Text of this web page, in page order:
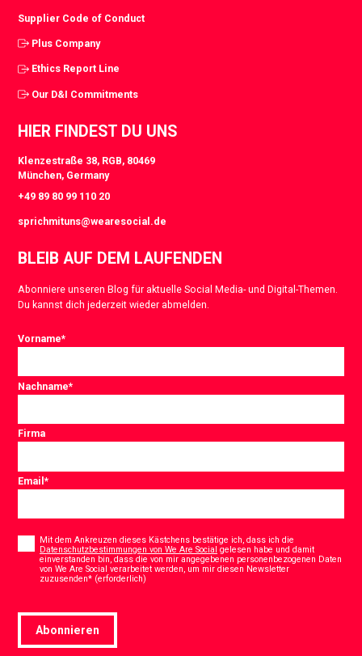
Supplier Code of Conduct
Plus Company
Ethics Report Line
Our D&I Commitments
HIER FINDEST DU UNS
Klenzestraße 38, RGB, 80469
München, Germany
+49 89 80 99 110 20
sprichmituns@wearesocial.de
BLEIB AUF DEM LAUFENDEN
Abonniere unseren Blog für aktuelle Social Media- und Digital-Themen.
Du kannst dich jederzeit wieder abmelden.
Vorname*
Nachname*
Firma
Email*
Mit dem Ankreuzen dieses Kästchens bestätige ich, dass ich die
Datenschutzbestimmungen von We Are Social gelesen habe und damit
einverstanden bin, dass die von mir angegebenen personenbezogenen Daten
von We Are Social verarbeitet werden, um mir diesen Newsletter
zuzusenden* (erforderlich)
Abonnieren